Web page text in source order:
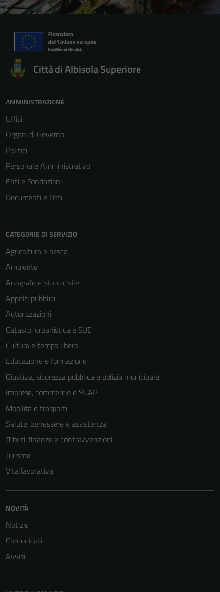
Città di Albisola Superiore
AMMINISTRAZIONE
Uffici
Organi di Governo
Politici
Personale Amministrativo
Enti e Fondazioni
Documenti e Dati
CATEGORIE DI SERVIZIO
Agricoltura e pesca
Ambiente
Anagrafe e stato civile
Appalti pubblici
Autorizzazioni
Catasto, urbanistica e SUE
Cultura e tempo libero
Educazione e formazione
Giustizia, sicurezza pubblica e polizia municipale
Imprese, commercio e SUAP
Mobilità e trasporti
Salute, benessere e assistenza
Tributi, finanze e contravvenzioni
Turismo
Vita lavorativa
NOVITÀ
Notizie
Comunicati
Avvisi